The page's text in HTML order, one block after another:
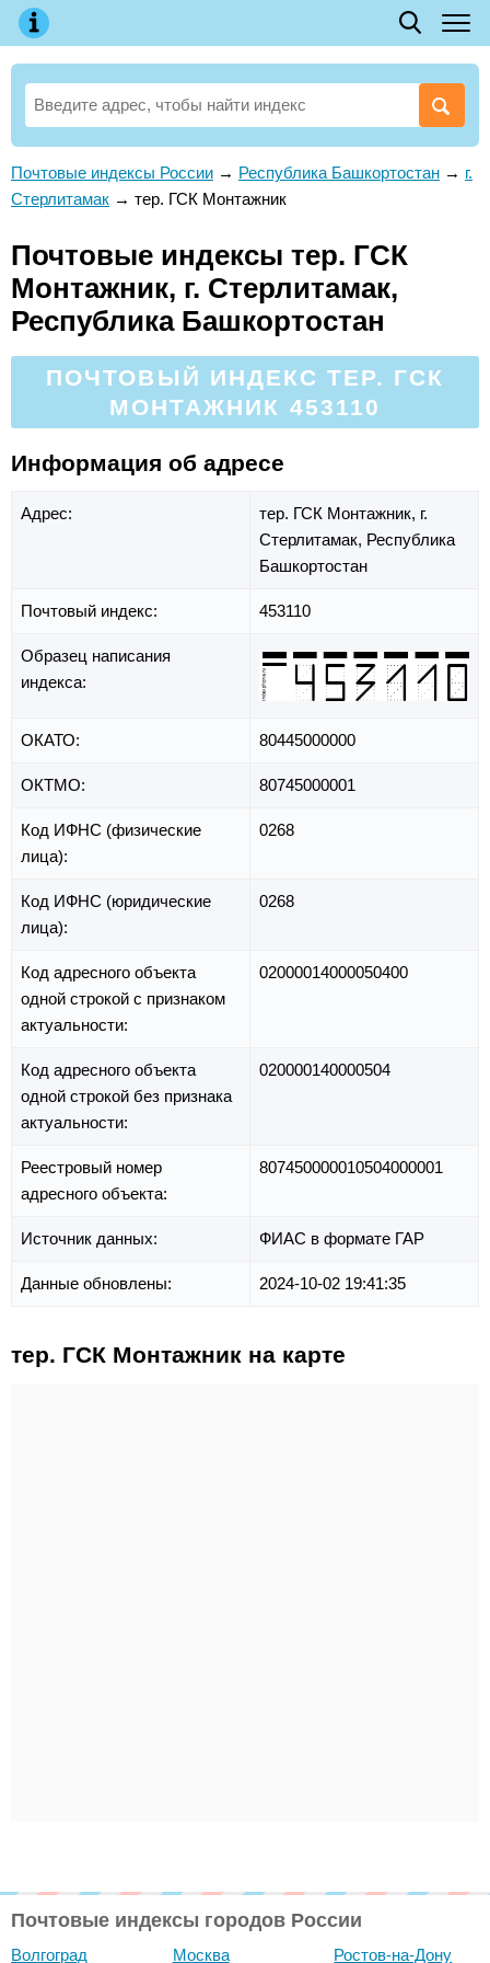
Почтовые индексы России → Республика Башкортостан → г.
Стерлитамак → тер. ГСК Монтажник
Почтовые индексы тер. ГСК
Монтажник, г. Стерлитамак,
Республика Башкортостан
ПОЧТОВЫЙ ИНДЕКС ТЕР. ГСК
МОНТАЖНИК 453110
Информация об адресе
Адрес: тер. ГСК Монтажник, г.
Стерлитамак, Республика
Башкортостан
Почтовый индекс: 453110
Образец написания
индекса:
ОКАТО: 80445000000
ОКТМО: 80745000001
Код ИФНС (физические
лица):
0268
Код ИФНС (юридические
лица):
0268
Код адресного объекта
одной строкой с признаком
актуальности:
02000014000050400
Код адресного объекта
одной строкой без признака
актуальности:
020000140000504
Реестровый номер
адресного объекта:
807450000010504000001
Источник данных: ФИАС в формате ГАР
Данные обновлены: 2024-10-02 19:41:35
тер. ГСК Монтажник на карте
Почтовые индексы городов России
Волгоград Москва Ростов-на-Дону